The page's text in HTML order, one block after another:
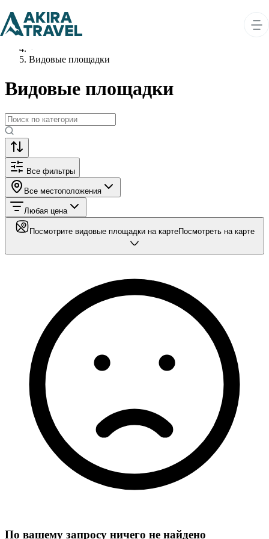
Главная
Что посмотреть
Видовые площадки
Видовые площадки
Все фильтры
Все местоположения
Любая цена
Посмотрите видовые площадки на картеПосмотреть на карте
По вашему запросу ничего не найдено